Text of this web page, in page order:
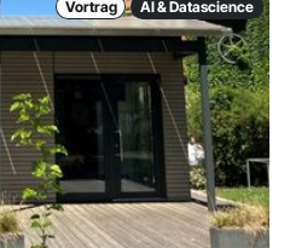
Vortrag AI & Datascience